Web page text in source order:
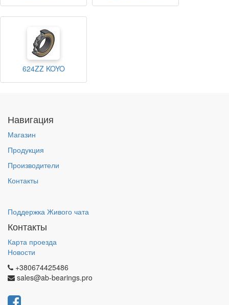
624ZZ KOYO
Навигация
Магазин
Продукция
Производители
Контакты
Поддержка Живого чата
Контакты
Карта проезда
Новости
+380674425486
sales@ab-bearings.pro